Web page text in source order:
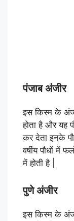
पंजाब अंजीर
इस किस्म के
होता है और यह
कर देता इनके
वर्षीय पौधों में
में होती है |
पुणे अंजीर
इस किस्म के